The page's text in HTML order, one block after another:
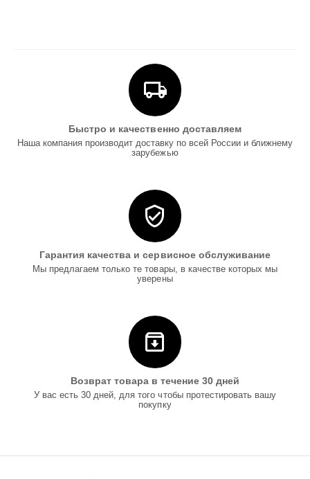
Быстро и качественно доставляем
Наша компания производит доставку по всей России и ближнему
зарубежью
Гарантия качества и сервисное обслуживание
Мы предлагаем только те товары, в качестве которых мы
уверены
Возврат товара в течение 30 дней
У вас есть 30 дней, для того чтобы протестировать вашу
покупку